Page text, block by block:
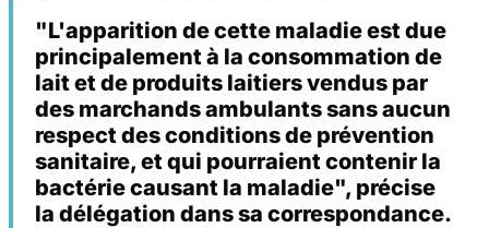
"L'apparition de cette maladie est due
principalement à la consommation de
lait et de produits laitiers vendus par
des marchands ambulants sans aucun
respect des conditions de prévention
sanitaire, et qui pourraient contenir la
bactérie causant la maladie", précise
la délégation dans sa correspondance.